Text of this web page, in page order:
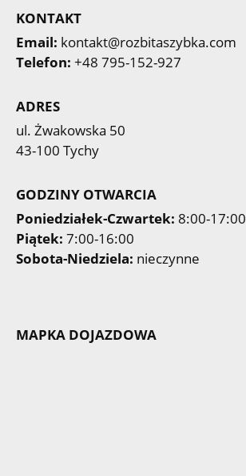
KONTAKT
Email: kontakt@rozbitaszybka.com
Telefon: +48 795-152-927
ADRES
ul. Żwakowska 50
43-100 Tychy
GODZINY OTWARCIA
Poniedziałek-Czwartek: 8:00-17:00
Piątek: 7:00-16:00
Sobota-Niedziela: nieczynne
MAPKA DOJAZDOWA